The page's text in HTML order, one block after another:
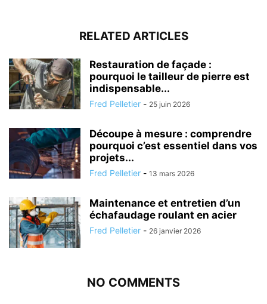
RELATED ARTICLES
Restauration de façade :
pourquoi le tailleur de pierre est
indispensable...
Fred Pelletier - 25 juin 2026
Découpe à mesure : comprendre
pourquoi c’est essentiel dans vos
projets...
Fred Pelletier - 13 mars 2026
Maintenance et entretien d’un
échafaudage roulant en acier
Fred Pelletier - 26 janvier 2026
NO COMMENTS